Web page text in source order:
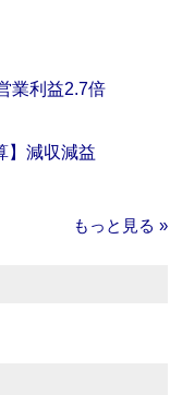
業利益2.7倍
】減収減益
もっと見る »